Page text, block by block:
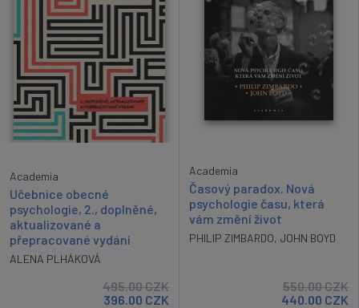
Academia
Učebnice obecné
psychologie, 2., doplněné,
aktualizované a
přepracované vydání
ALENA PLHÁKOVÁ
495.00CZK
396.00 CZK
Academia
Časový paradox. Nová
psychologie času, která
vám změní život
PHILIP ZIMBARDO, JOHN BOYD
550.00CZK
440.00 CZK